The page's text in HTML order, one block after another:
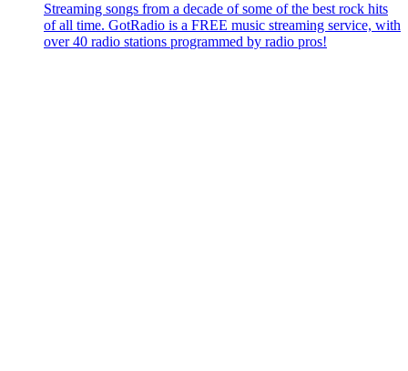
Streaming songs from a decade of some of the best rock hits
of all time. GotRadio is a FREE music streaming service, with
over 40 radio stations programmed by radio pros!